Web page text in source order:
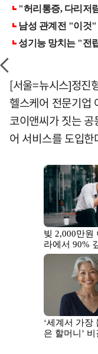
[서울=뉴시스]정진
헬스케어 전문기업
코이앤씨가 짓는
어 서비스를 도입